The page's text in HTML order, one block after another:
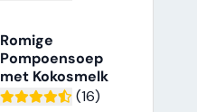
Romige
Pompoensoep
met Kokosmelk
(16)